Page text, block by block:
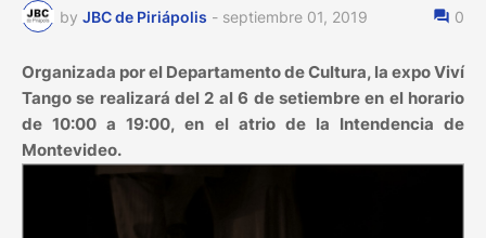
by JBC de Piriápolis - septiembre 01, 2019 0
Organizada por el Departamento de Cultura, la expo Viví
Tango se realizará del 2 al 6 de setiembre en el horario
de 10:00 a 19:00, en el atrio de la Intendencia de
Montevideo.